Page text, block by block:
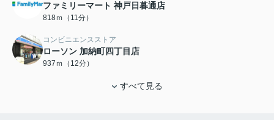
ファミリーマート 神戸日暮通店
818ｍ（11分）
コンビニエンスストア
ローソン 加納町四丁目店
937ｍ（12分）
すべて見る